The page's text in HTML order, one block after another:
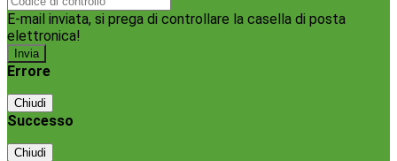
E-mail inviata, si prega di controllare la casella di posta
elettronica!
Errore
Chiudi
Successo
Chiudi